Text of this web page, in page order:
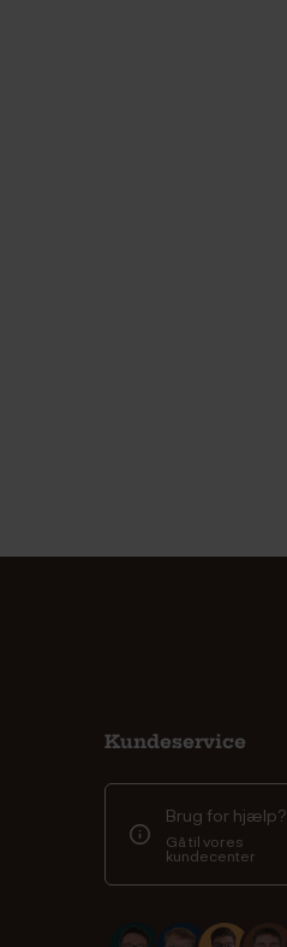
Kundeservice
Brug for hjælp?
Gå til vores
kundecenter